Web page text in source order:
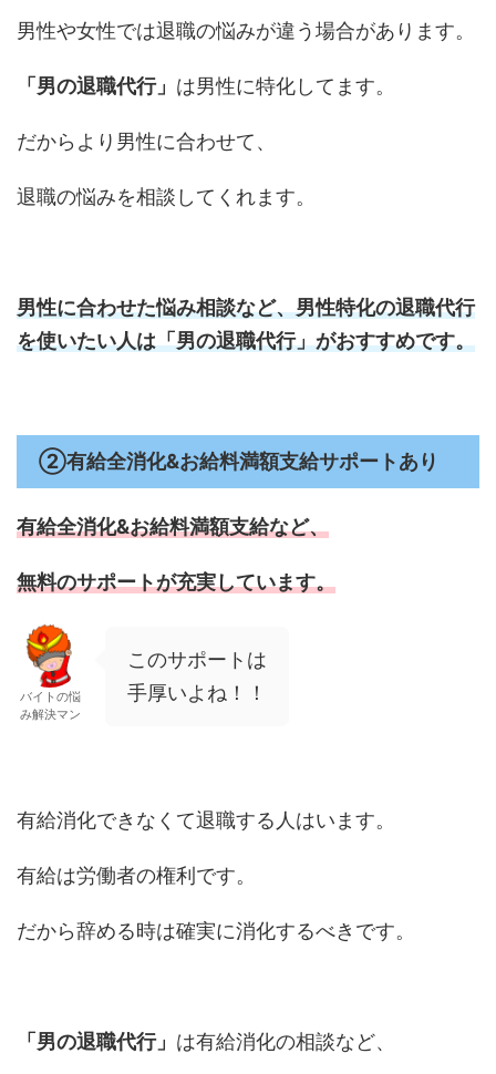
男性や女性では退職の悩みが違う場合があります。
「男の退職代行」 は男性に特化してます。
だからより男性に合わせて、
退職の悩みを相談してくれます。
男性に合わせた悩み相談など、男性特化の退職代行
を使いたい人は「男の退職代行」がおすすめです。
②有給全消化&お給料満額支給サポートあり
有給全消化&お給料満額支給など、
無料のサポートが充実しています。
バイトの悩
み解決マン
このサポートは
手厚いよね！！
有給消化できなくて退職する人はいます。
有給は労働者の権利です。
だから辞める時は確実に消化するべきです。
「男の退職代行」 は有給消化の相談など、